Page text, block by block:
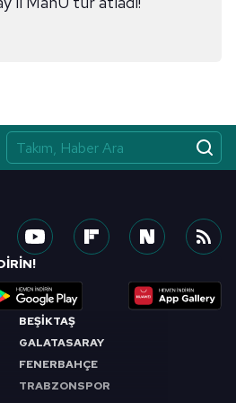
dahilinde kullanılacaktır.
aşağıda yer alan panel
Korunması Kanunu uyarınca
kullanılan çerezlerle ilgili bilgi
.
BEŞİKTAŞ
GALATASARAY
FENERBAHÇE
TRABZONSPOR